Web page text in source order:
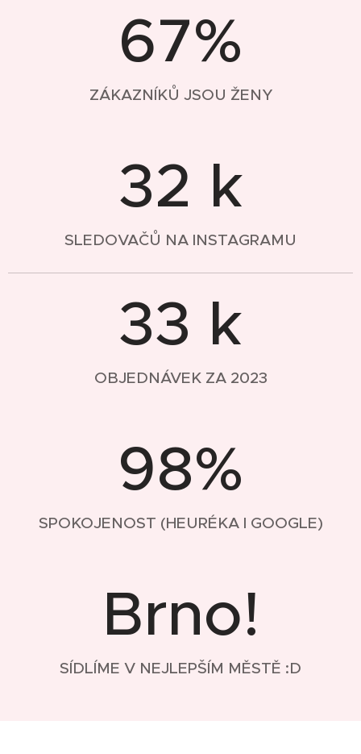
67%
ZÁKAZNÍKŮ JSOU ŽENY
32 k
SLEDOVAČŮ NA INSTAGRAMU
33 k
OBJEDNÁVEK ZA 2023
98%
SPOKOJENOST (HEURÉKA I GOOGLE)
Brno!
SÍDLÍME V NEJLEPŠÍM MĚSTĚ :D